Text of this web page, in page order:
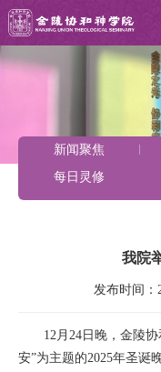
新闻聚焦
每日灵修
我院
发布时间：
12月24日晚，金陵
安”为主题的2025年圣诞